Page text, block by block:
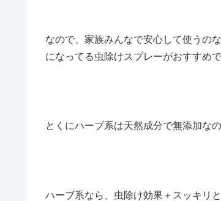
なので、家族みんなで安心して使うの
になってる虫除けスプレーがおすすめで
とくにハーブ系は天然成分で無添加な
ハーブ系なら、虫除け効果＋スッキリ